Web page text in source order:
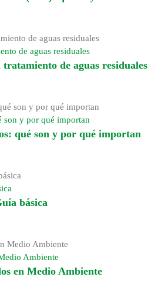
de aguas residuales
de aguas residuales
son y por qué importan
qué son y por qué importan
básica
Ambiente
en Medio Ambiente